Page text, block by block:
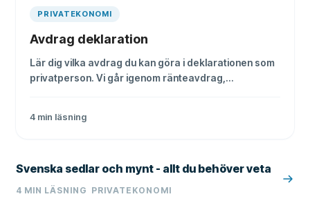
PRIVATEKONOMI
Avdrag deklaration
Lär dig vilka avdrag du kan göra i deklarationen som
privatperson. Vi går igenom ränteavdrag,
4 min läsning
Svenska sedlar och mynt - allt du behöver veta
4 MIN LÄSNING PRIVATEKONOMI